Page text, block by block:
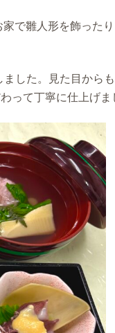
で雛人形を飾った
した。見た目から
って丁寧に仕上げま